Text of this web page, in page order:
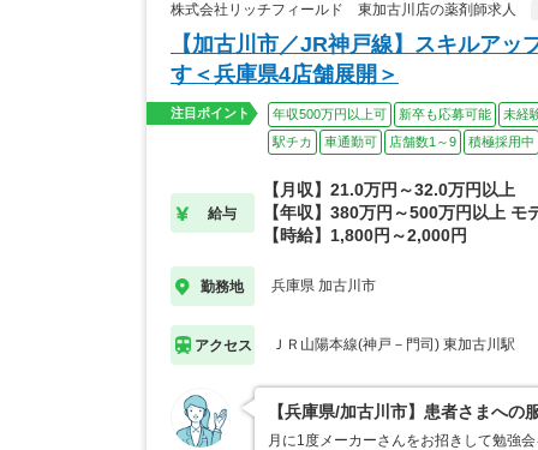
株式会社リッチフィールド 東加古川店の薬剤師求人
【加古川市／JR神戸線】スキルア
す＜兵庫県4店舗展開＞
注目ポイント 年収500万円以上可 新卒も応募可能
未経
駅チカ
車通勤可 店舗数1～9 積極採用中
給与
【月収】21.0万円～32.0万円以上
【年収】380万円～500万円以上 モ
【時給】1,800円～2,000円
勤務地 兵庫県 加古川市
アクセス ＪＲ山陽本線(神戸－門司) 東加古川駅
【兵庫県/加古川市】患者さまへ
月に1度メーカーさんをお招きして勉強